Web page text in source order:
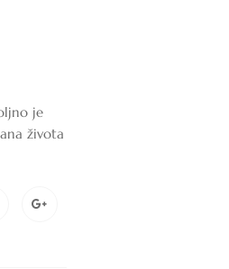
je
života